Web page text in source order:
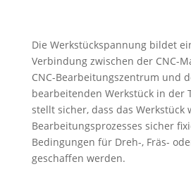
Die Werkstückspannung bildet
Verbindung zwischen der CNC-
CNC-Bearbeitungszentrum und
bearbeitenden Werkstück in der
stellt sicher, dass das Werkstück
Bearbeitungsprozesses sicher
Bedingungen für Dreh-, Fräs-
geschaffen werden.